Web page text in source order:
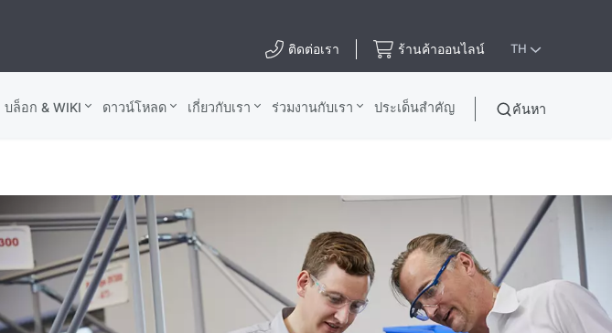
ติดต่อเรา ร้านค้าออนไลน์ TH
บล็อก & WIKI ดาวน์โหลด เกี่ยวกับเรา ร่วมงานกับเรา ประเด็นสําคัญ ค้นหา